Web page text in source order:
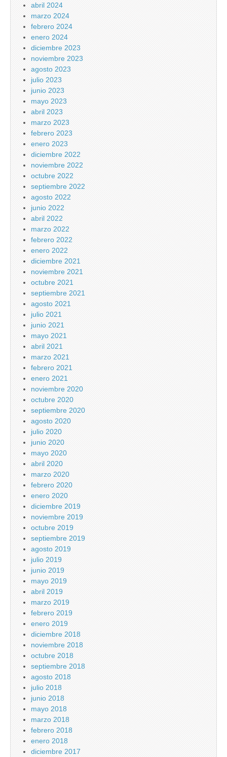
abril 2024
marzo 2024
febrero 2024
enero 2024
diciembre 2023
noviembre 2023
agosto 2023
julio 2023
junio 2023
mayo 2023
abril 2023
marzo 2023
febrero 2023
enero 2023
diciembre 2022
noviembre 2022
octubre 2022
septiembre 2022
agosto 2022
junio 2022
abril 2022
marzo 2022
febrero 2022
enero 2022
diciembre 2021
noviembre 2021
octubre 2021
septiembre 2021
agosto 2021
julio 2021
junio 2021
mayo 2021
abril 2021
marzo 2021
febrero 2021
enero 2021
noviembre 2020
octubre 2020
septiembre 2020
agosto 2020
julio 2020
junio 2020
mayo 2020
abril 2020
marzo 2020
febrero 2020
enero 2020
diciembre 2019
noviembre 2019
octubre 2019
septiembre 2019
agosto 2019
julio 2019
junio 2019
mayo 2019
abril 2019
marzo 2019
febrero 2019
enero 2019
diciembre 2018
noviembre 2018
octubre 2018
septiembre 2018
agosto 2018
julio 2018
junio 2018
mayo 2018
marzo 2018
febrero 2018
enero 2018
diciembre 2017